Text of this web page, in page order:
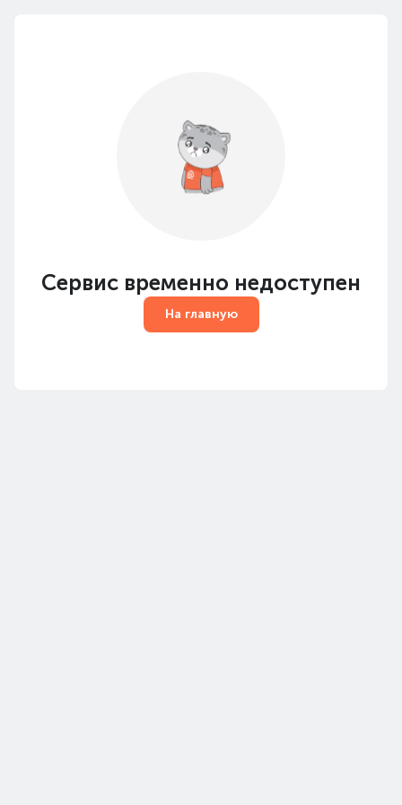
Сервис временно недоступен
На главную